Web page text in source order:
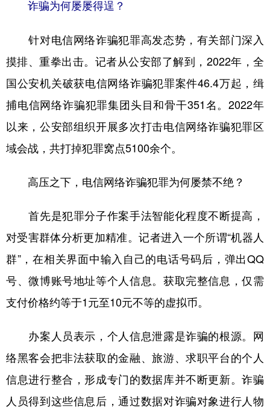
诈骗为何屡屡得逞？
针对电信网络诈骗犯罪高发态势，有关部门深入
摸排、重拳出击。记者从公安部了解到，2022年，全
国公安机关破获电信网络诈骗犯罪案件46.4万起，缉
捕电信网络诈骗犯罪集团头目和骨干351名。2022年
以来，公安部组织开展多次打击电信网络诈骗犯罪区
域会战，共打掉犯罪窝点5100余个。
高压之下，电信网络诈骗犯罪为何屡禁不绝？
首先是犯罪分子作案手法智能化程度不断提高，
对受害群体分析更加精准。记者进入一个所谓“机器人
群”，在相关界面中输入自己的电话号码后，弹出QQ
号、微博账号地址等个人信息。获取完整信息，仅需
支付价格约等于1元至10元不等的虚拟币。
办案人员表示，个人信息泄露是诈骗的根源。网
络黑客会把非法获取的金融、旅游、求职平台的个人
信息进行整合，形成专门的数据库并不断更新。诈骗
人员得到这些信息后，通过数据对诈骗对象进行人物